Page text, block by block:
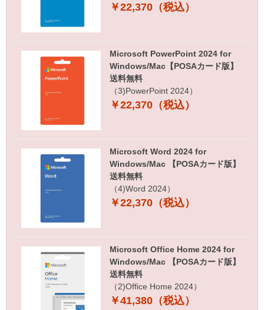
￥22,370（税込）
Microsoft PowerPoint 2024 for
Windows/Mac【POSAカード版】
送料無料
（3)PowerPoint 2024）
￥22,370（税込）
Microsoft Word 2024 for
Windows/Mac 【POSAカード版】
送料無料
（4)Word 2024）
￥22,370（税込）
Microsoft Office Home 2024 for
Windows/Mac 【POSAカード版】
送料無料
（2)Office Home 2024）
￥41,380（税込）